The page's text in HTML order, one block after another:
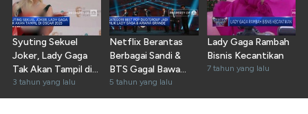
Syuting Sekuel
Joker, Lady Gaga
Tak Akan Tampil di
Oscar 2023
3 tahun yang lalu
Netflix Berantas
Berbagai Sandi &
BTS Gagal Bawa
Piala Grammy
5 tahun yang lalu
Lady Gaga Rambah
Bisnis Kecantikan
7 tahun yang lalu